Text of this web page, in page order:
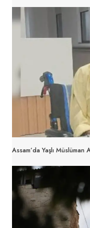
Assam’da Yaşlı Müslüman